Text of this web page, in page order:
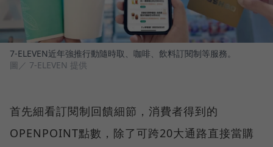
7-ELEVEN近年強推行動隨時取、咖啡、飲料訂閱制等服務。
圖／ 7-ELEVEN 提供
首先細看訂閱制回饋細節，消費者得到的
OPENPOINT點數，除了可跨20大通路直接當購